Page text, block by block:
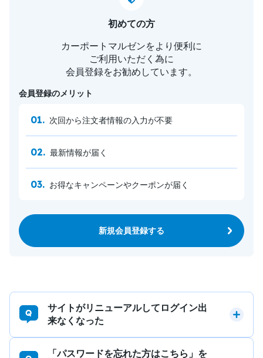
初めての方
カーポートマルゼンをより便利に
ご利用いただく為に
会員登録をお勧めしています。
会員登録のメリット
次回から注文者情報の入力が不要
最新情報が届く
お得なキャンペーンやクーポンが届く
新規会員登録する
サイトがリニューアルしてログイン出
来なくなった
「パスワードを忘れた方はこちら」を